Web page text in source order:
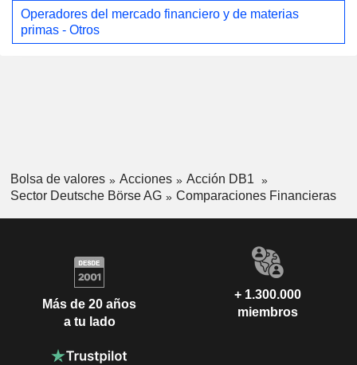
Operadores del mercado financiero y de materias
primas - Otros
Bolsa de valores Acciones
Acción DB1
Sector Deutsche Börse AG
Comparaciones Financieras
Más de 20 años
a tu lado
+ 1.300.000
miembros